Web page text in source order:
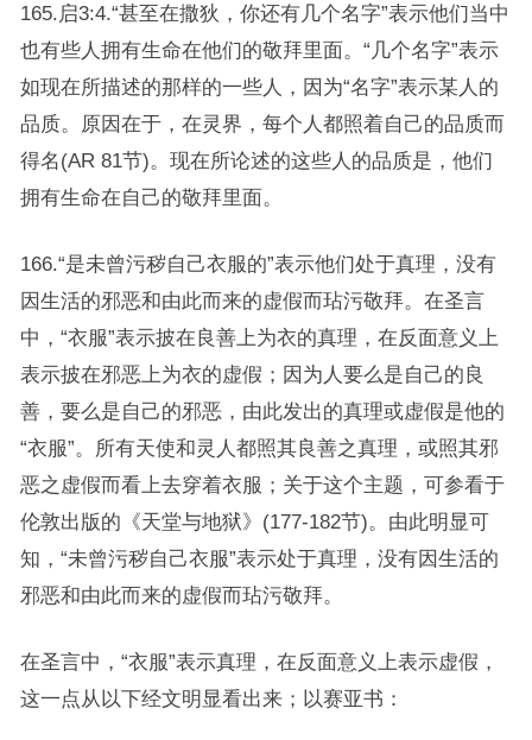
165.启3:4.“甚至在撒狄，你还有几个名字”表示他们当中
也有些人拥有生命在他们的敬拜里面。“几个名字”表示
如现在所描述的那样的一些人，因为“名字”表示某人的
品质。原因在于，在灵界，每个人都照着自己的品质而
得名(AR 81节)。现在所论述的这些人的品质是，他们
拥有生命在自己的敬拜里面。
166.“是未曾污秽自己衣服的”表示他们处于真理，没有
因生活的邪恶和由此而来的虚假而玷污敬拜。在圣言
中，“衣服”表示披在良善上为衣的真理，在反面意义上
表示披在邪恶上为衣的虚假；因为人要么是自己的良
善，要么是自己的邪恶，由此发出的真理或虚假是他的
“衣服”。所有天使和灵人都照其良善之真理，或照其邪
恶之虚假而看上去穿着衣服；关于这个主题，可参看于
伦敦出版的《天堂与地狱》(177-182节)。由此明显可
知，“未曾污秽自己衣服”表示处于真理，没有因生活的
邪恶和由此而来的虚假而玷污敬拜。
在圣言中，“衣服”表示真理，在反面意义上表示虚假，
这一点从以下经文明显看出来；以赛亚书：